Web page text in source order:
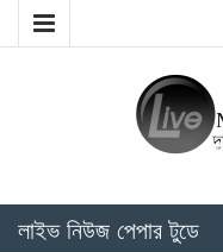
লাইভ নিউজ পেপার টুডে